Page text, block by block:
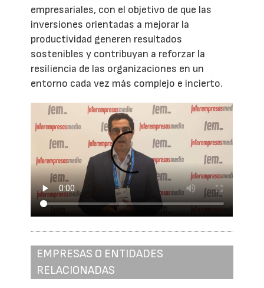
empresariales, con el objetivo de que las
inversiones orientadas a mejorar la
productividad generen resultados
sostenibles y contribuyan a reforzar la
resiliencia de las organizaciones en un
entorno cada vez más complejo e incierto.
EMPRESAS O ENTIDADES
RELACIONADAS